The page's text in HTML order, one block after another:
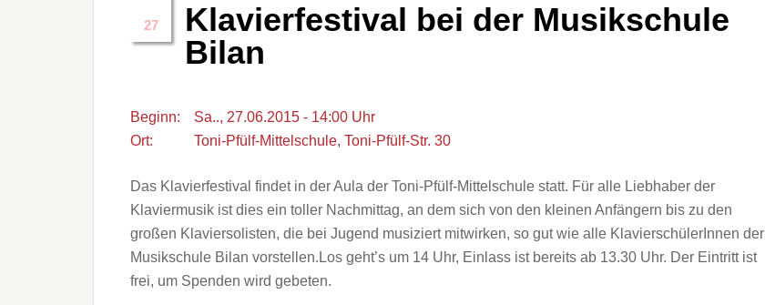
27
Klavierfestival bei der Musikschule
Bilan
Beginn:
Sa.., 27.06.2015 - 14:00 Uhr
Ort:
Toni-Pfülf-Mittelschule, Toni-Pfülf-Str. 30
Das Klavierfestival findet in der Aula der Toni-Pfülf-Mittelschule statt. Für alle Liebhaber der
Klaviermusik ist dies ein toller Nachmittag, an dem sich von den kleinen Anfängern bis zu den
großen Klaviersolisten, die bei Jugend musiziert mitwirken, so gut wie alle KlavierschülerInnen der
Musikschule Bilan vorstellen.Los geht’s um 14 Uhr, Einlass ist bereits ab 13.30 Uhr. Der Eintritt ist
frei, um Spenden wird gebeten.